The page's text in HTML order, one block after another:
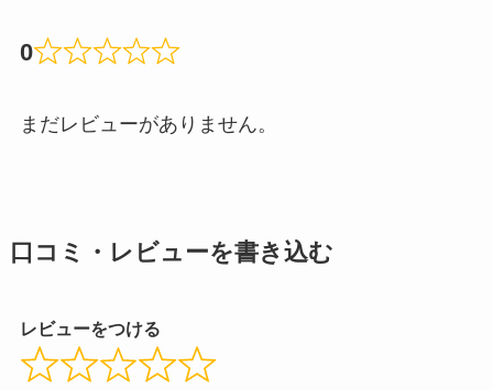
0
まだレビューがありません。
口コミ・レビューを書き込む
レビューをつける